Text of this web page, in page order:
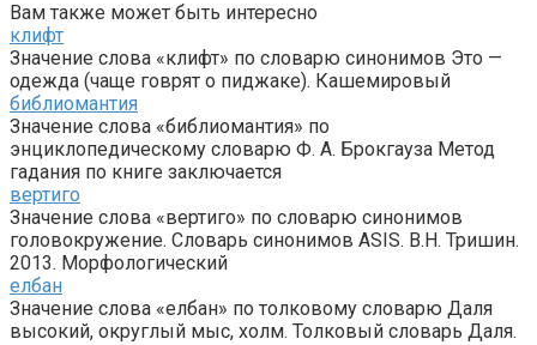
Вам также может быть интересно
клифт
Значение слова «клифт» по словарю синонимов Это —
одежда (чаще говрят о пиджаке). Кашемировый
библиомантия
Значение слова «библиомантия» по
энциклопедическому словарю Ф. А. Брокгауза Метод
гадания по книге заключается
вертиго
Значение слова «вертиго» по словарю синонимов
головокружение. Словарь синонимов ASIS. В.Н. Тришин.
2013. Морфологический
елбан
Значение слова «елбан» по толковому словарю Даля
высокий, округлый мыс, холм. Толковый словарь Даля.